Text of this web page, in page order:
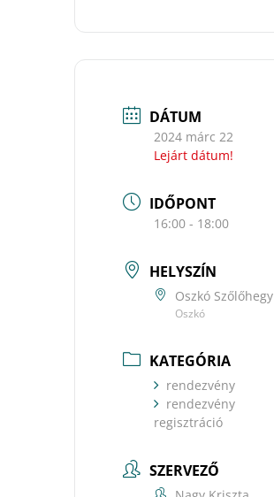
DÁTUM
2024 márc 22
Lejárt dátum!
IDŐPONT
16:00 - 18:00
HELYSZÍN
Oszkó Szőlőhegy
Oszkó
KATEGÓRIA
rendezvény
rendezvény
regisztráció
SZERVEZŐ